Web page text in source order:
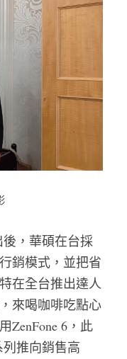
後，華碩在台採
銷模式，並把省
在全台推出達人
來喝咖啡吃點心
ZenFone 6，此
列推向銷售高